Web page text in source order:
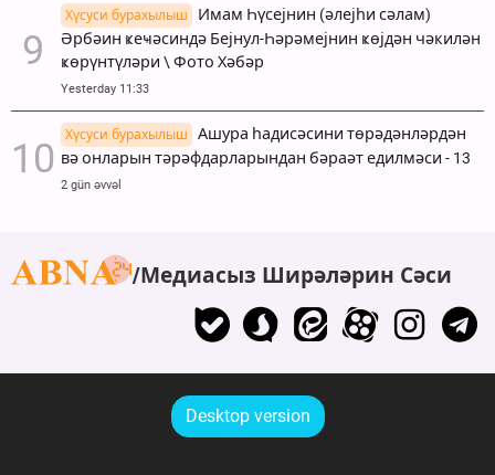
Хүсуси бурахылыш
Имам Һүсејнин (әлејһи сәлам)
Әрбәин ҝеҹәсиндә Бејнул-Һәрәмејнин ҝөјдән чәкилән
ҝөрүнтүләри \ Фото Хәбәр
Yesterday 11:33
Хүсуси бурахылыш
Ашура һадисәсини төрәдәнләрдән
вә онларын тәрәфдарларындан бәраәт едилмәси - 13
2 gün əvvəl
Медиасыз Ширәләрин Сәси
Desktop version